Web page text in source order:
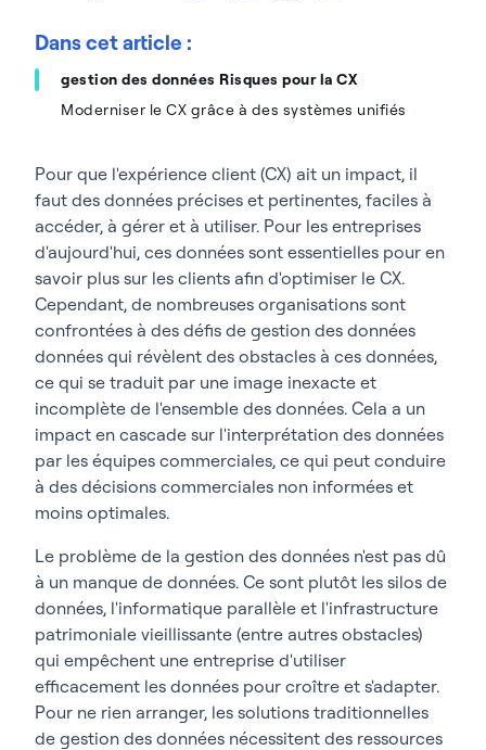
Dans cet article :
gestion des données Risques pour la CX
Moderniser le CX grâce à des systèmes unifiés
Pour que l'expérience client (CX) ait un impact, il
faut des données précises et pertinentes, faciles à
accéder, à gérer et à utiliser. Pour les entreprises
d'aujourd'hui, ces données sont essentielles pour en
savoir plus sur les clients afin d'optimiser le CX.
Cependant, de nombreuses organisations sont
confrontées à des défis de gestion des données
données qui révèlent des obstacles à ces données,
ce qui se traduit par une image inexacte et
incomplète de l'ensemble des données. Cela a un
impact en cascade sur l'interprétation des données
par les équipes commerciales, ce qui peut conduire
à des décisions commerciales non informées et
moins optimales.
Le problème de la gestion des données n'est pas dû
à un manque de données. Ce sont plutôt les silos de
données, l'informatique parallèle et l'infrastructure
patrimoniale vieillissante (entre autres obstacles)
qui empêchent une entreprise d'utiliser
efficacement les données pour croître et s'adapter.
Pour ne rien arranger, les solutions traditionnelles
de gestion des données nécessitent des ressources